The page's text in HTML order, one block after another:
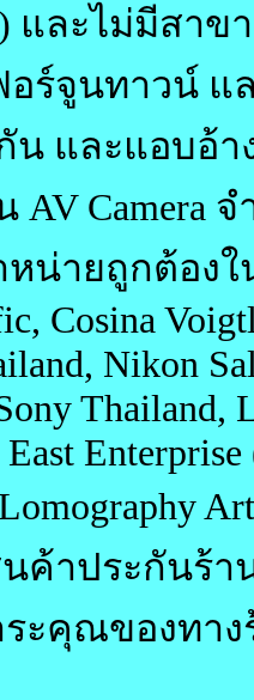
และไม่มีสาข
อร์จูนทาวน์
น และแอบอ้า
AV Camera
น่ายถูกต้องใ
Cosina
Nikon
Thailand,
ค้าประกันร้า
ะคุณของทาง